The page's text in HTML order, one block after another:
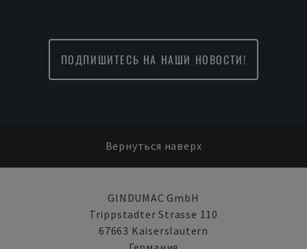
ПОДПИШИТЕСЬ НА НАШИ НОВОСТИ!
Вернуться наверх
GINDUMAC GmbH
Trippstadter Strasse 110
67663 Kaiserslautern